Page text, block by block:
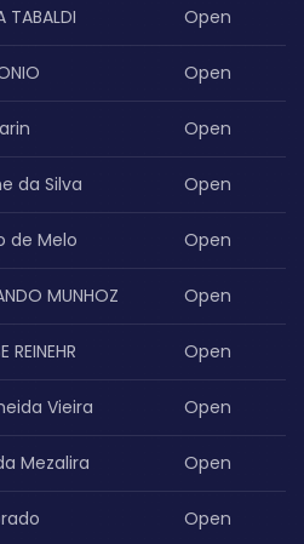
TABALDI Open
Open
Open
da Silva Open
de Melo Open
MUNHOZ Open
REINEHR Open
Vieira Open
Mezalira Open
Open